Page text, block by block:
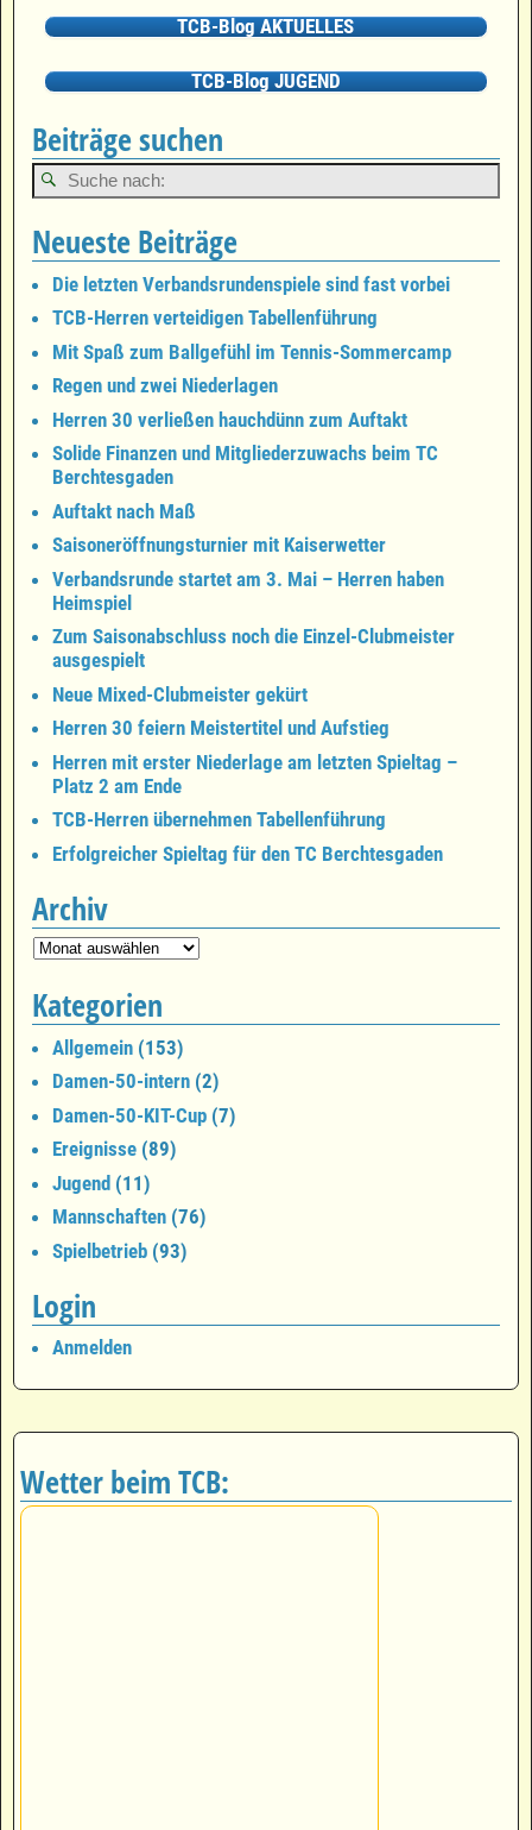
TCB-Blog AKTUELLES
TCB-Blog JUGEND
Beiträge suchen
Neueste Beiträge
Die letzten Verbandsrundenspiele sind fast vorbei
TCB-Herren verteidigen Tabellenführung
Mit Spaß zum Ballgefühl im Tennis-Sommercamp
Regen und zwei Niederlagen
Herren 30 verließen hauchdünn zum Auftakt
Solide Finanzen und Mitgliederzuwachs beim TC
Berchtesgaden
Auftakt nach Maß
Saisoneröffnungsturnier mit Kaiserwetter
Verbandsrunde startet am 3. Mai – Herren haben
Heimspiel
Zum Saisonabschluss noch die Einzel-Clubmeister
ausgespielt
Neue Mixed-Clubmeister gekürt
Herren 30 feiern Meistertitel und Aufstieg
Herren mit erster Niederlage am letzten Spieltag –
Platz 2 am Ende
TCB-Herren übernehmen Tabellenführung
Erfolgreicher Spieltag für den TC Berchtesgaden
Archiv
Kategorien
Allgemein (153)
Damen-50-intern (2)
Damen-50-KIT-Cup (7)
Ereignisse (89)
Jugend (11)
Mannschaften (76)
Spielbetrieb (93)
Login
Anmelden
Wetter beim TCB: